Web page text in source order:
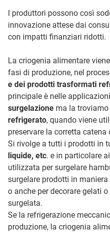
I produttori possono così
innovazione attese dai
con impatti finanziari ridotti.
La criogenia alimentare
fasi di produzione, nel
e dei prodotti trasformati
principale è nelle
surgelazione ma la
refrigerato, quando viene
preservare la corretta catena
Si rivolge a tutti i prodotti in
liquide, etc. e in particolare
utilizzata per surgelare
surgelare prodotti in
o anche per decorare gelati
surgelata.
Se la refrigerazione
produzione, la criogenia